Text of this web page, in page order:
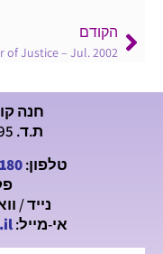
הקודם
חנה
ת.ד. 3195, עתלית 3033274
טלפון:
פקס:
נייד /
אי-מייל: